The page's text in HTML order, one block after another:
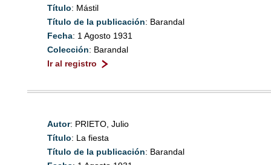
Título: Mástil
Título de la publicación: Barandal
Fecha: 1 Agosto 1931
Colección: Barandal
Ir al registro
Autor: PRIETO, Julio
Título: La fiesta
Título de la publicación: Barandal